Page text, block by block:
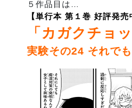
５作品目は…
【単行本 第１巻 好評発売
「カガクチョッ
実験その24 それで